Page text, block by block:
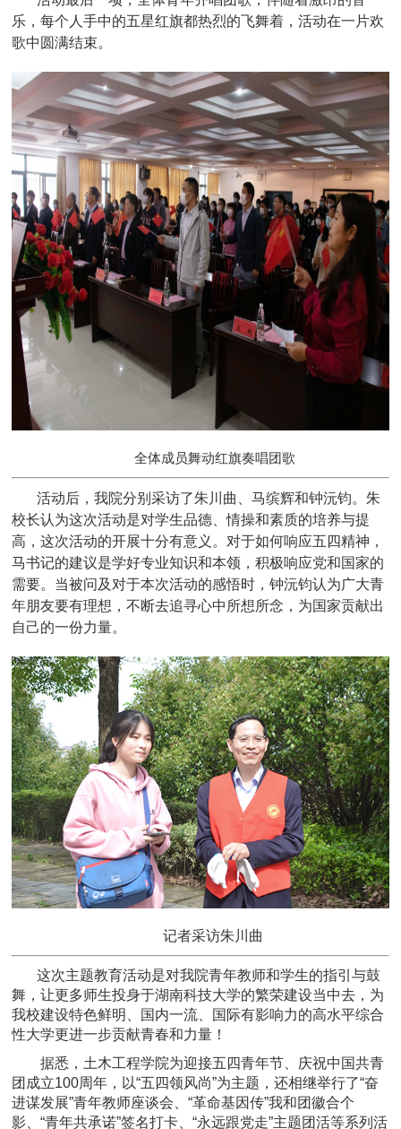
乐，每个人手中的五星红旗都热烈的飞舞着，活动在一片欢
歌中圆满结束。
全体成员舞动红旗奏唱团歌
活动后，我院分别采访了朱川曲、马缤辉和钟沅钧。朱
校长认为这次活动是对学生品德、情操和素质的培养与提
高，这次活动的开展十分有意义。对于如何响应五四精神，
马书记的建议是学好专业知识和本领，积极响应党和国家的
需要。当被问及对于本次活动的感悟时，钟沅钧认为广大青
年朋友要有理想，不断去追寻心中所想所念，为国家贡献出
自己的一份力量。
记者采访朱川曲
这次主题教育活动是对我院青年教师和学生的指引与鼓
舞，让更多师生投身于湖南科技大学的繁荣建设当中去，为
我校建设特色鲜明、国内一流、国际有影响力的高水平综合
性大学更进一步贡献青春和力量！
据悉，土木工程学院为迎接五四青年节、庆祝中国共青
团成立100周年，以“五四领风尚”为主题，还相继举行了“奋
进谋发展”青年教师座谈会、“革命基因传”我和团徽合个
影、“青年共承诺”签名打卡、“永远跟党走”主题团活等系列活